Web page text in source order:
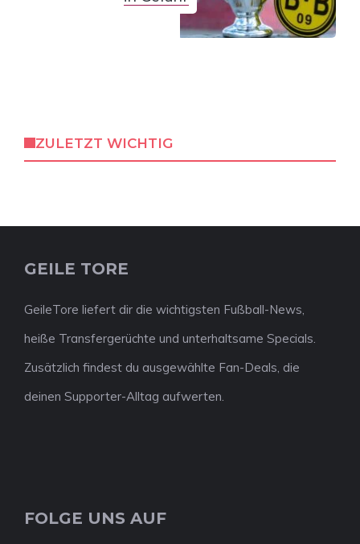
ZULETZT WICHTIG
GEILE TORE
GeileTore liefert dir die wichtigsten Fußball-News,
heiße Transfergerüchte und unterhaltsame Specials.
Zusätzlich findest du ausgewählte Fan-Deals, die
deinen Supporter-Alltag aufwerten.
FOLGE UNS AUF